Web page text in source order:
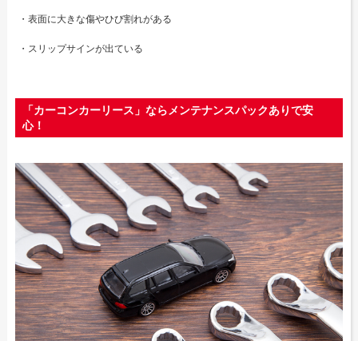
・表面に大きな傷やひび割れがある
・スリップサインが出ている
「カーコンカーリース」ならメンテナンスパックありで安
心！